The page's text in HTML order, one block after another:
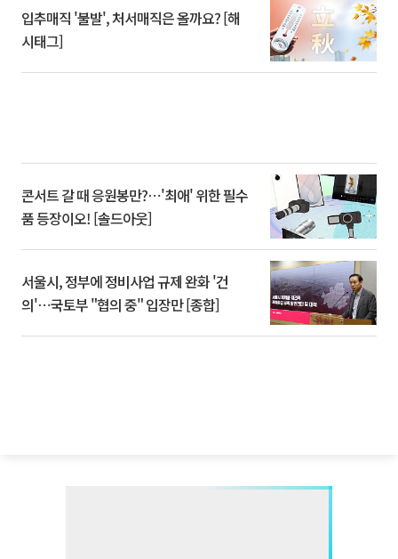
입추매직 '불발', 처서매직은 올까요? [해
시태그]
콘서트 갈 때 응원봉만?⋯'최애' 위한 필수
품 등장이오! [솔드아웃]
서울시, 정부에 정비사업 규제 완화 '건
의'⋯국토부 "협의 중" 입장만 [종합]